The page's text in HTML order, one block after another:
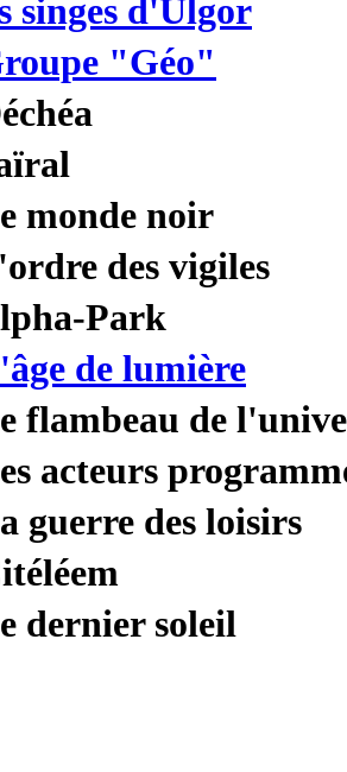
singes d'Ulgor
"Géo"
monde noir
des vigiles
Park
de lumière
flambeau de
acteurs
guerre des loisirs
dernier soleil